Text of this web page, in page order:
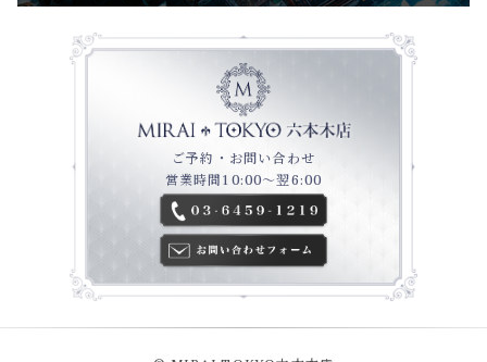
ご予約・お問い合わせ
営業時間10:00～翌6:00